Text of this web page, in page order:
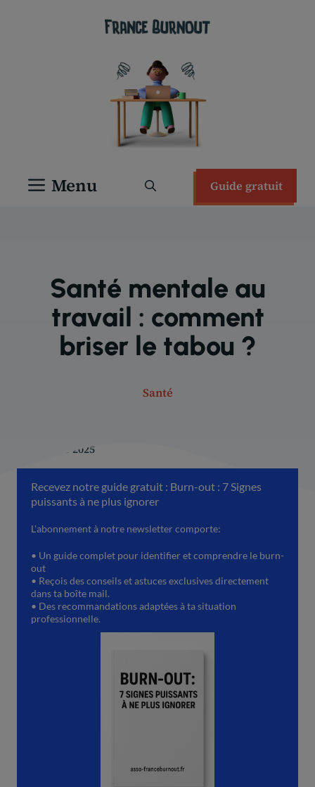
Menu Guide gratuit
Santé mentale au
travail : comment
briser le tabou ?
Santé
11 octobre 2025